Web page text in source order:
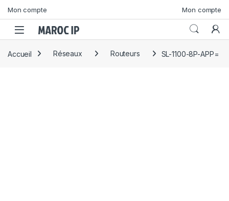
Mon compte Mon compte
Accueil Réseaux Routeurs SL-1100-8P-APP=